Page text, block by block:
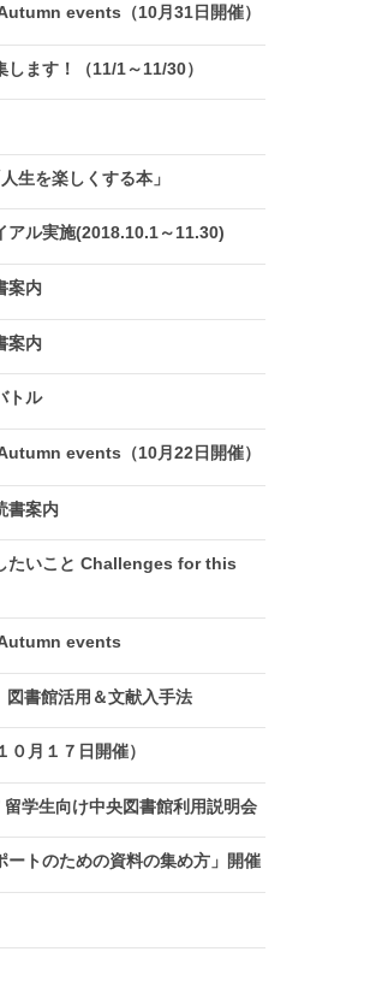
events（10月31日開催）
します！（11/1～11/30）
生を楽しくする本」
アル実施(2018.10.1～11.30)
案内
案内
トル
events（10月22日開催）
書案内
たいこと Challenges for this
events
書館活用＆文献入手法
０月１７日開催）
学生向け中央図書館利用説明会
ートのための資料の集め方」開催